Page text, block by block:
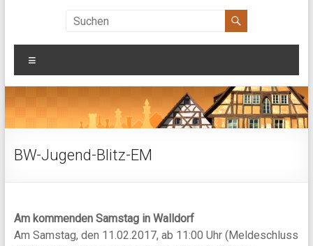
BW-Jugend-Blitz-EM
Am kommenden Samstag in Walldorf
Am Samstag, den 11.02.2017, ab 11:00 Uhr (Meldeschluss